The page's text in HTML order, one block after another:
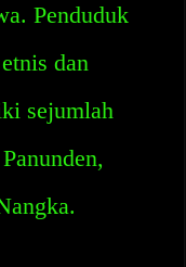
Penduduk
dan
sejumlah